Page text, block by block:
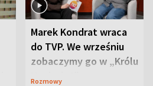
Marek Kondrat wraca
do TVP. We wrześniu
zobaczymy go w „Królu
Maciusiu I”
Rozmowy